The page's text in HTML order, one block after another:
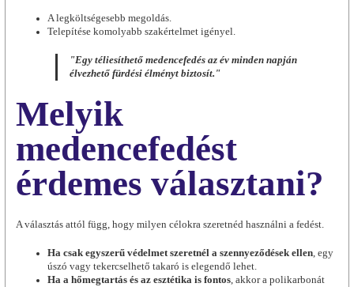
A legköltségesebb megoldás.
Telepítése komolyabb szakértelmet igényel.
"Egy téliesíthető medencefedés az év minden napján
élvezhető fürdési élményt biztosít."
Melyik
medencefedést
érdemes választani?
A választás attól függ, hogy milyen célokra szeretnéd használni a fedést.
Ha csak egyszerű védelmet szeretnél a szennyeződések ellen, egy
úszó vagy tekercselhető takaró is elegendő lehet.
Ha a hőmegtartás és az esztétika is fontos, akkor a polikarbonát